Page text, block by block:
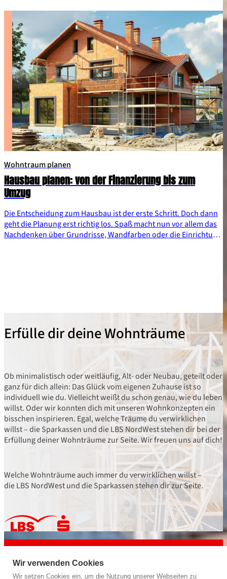
Wohntraum planen
Hausbau planen: von der Finanzierung bis zum
Umzug
Die Entscheidung zum Hausbau ist der erste Schritt. Doch dann
geht die Planung erst richtig los. Spaß macht nun vor allem das
Nachdenken über Grundrisse, Wandfarben oder die Einrichtung
Erfülle dir deine Wohnträume
Ob minimalistisch oder weitläufig, Alt- oder Neubau, geteilt oder
ganz für dich allein: Das Glück vom eigenen Zuhause ist so
individuell wie du. Vielleicht weißt du schon genau, wie du leben
willst. Oder wir konnten dich mit unseren Wohnkonzepten ein
bisschen inspirieren. Egal, welche Träume du verwirklichen
willst – die Sparkassen und die LBS NordWest stehen dir bei der
Erfüllung deiner Wohnträume zur Seite. Wir freuen uns auf dich!
Welche Wohnträume auch immer du verwirklichen willst –
die LBS NordWest und die Sparkassen stehen dir zur Seite.
Wir verwenden Cookies
Wir setzen Cookies ein, um die Nutzung unserer Webseiten zu